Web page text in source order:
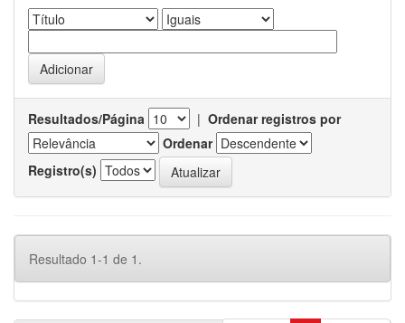
Resultados/Página | Ordenar registros por
Ordenar
Registro(s)
Resultado 1-1 de 1.